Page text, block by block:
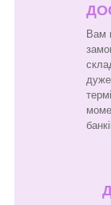
Вам